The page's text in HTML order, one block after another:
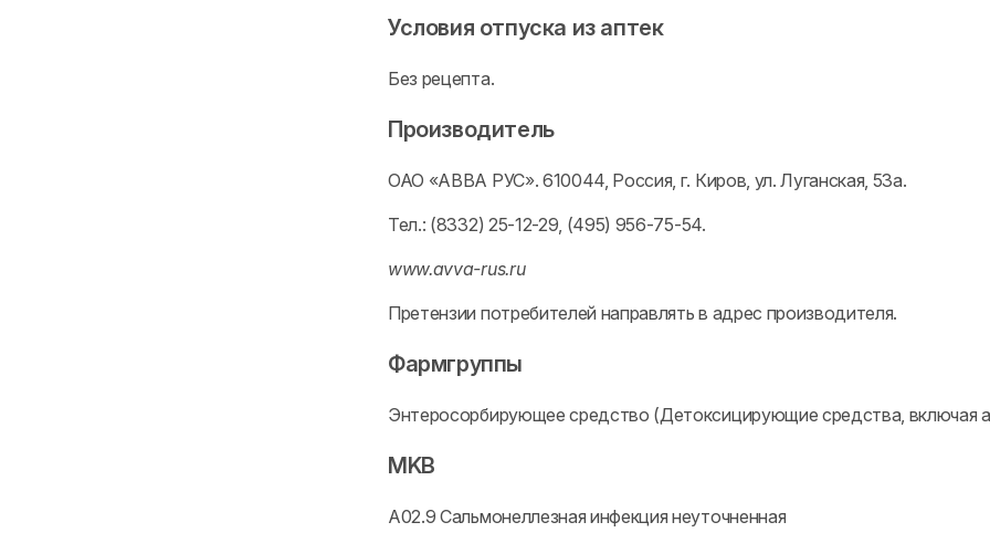
Условия отпуска из аптек
Без рецепта.
Производитель
ОАО «АВВА РУС». 610044, Россия, г. Киров, ул. Луганская, 53а.
Тел.: (8332) 25-12-29, (495) 956-75-54.
www.avva-rus.ru
Претензии потребителей направлять в адрес производителя.
Фармгруппы
Энтеросорбирующее средство (Детоксицирующие средства, включая
MKB
A02.9 Сальмонеллезная инфекция неуточненная